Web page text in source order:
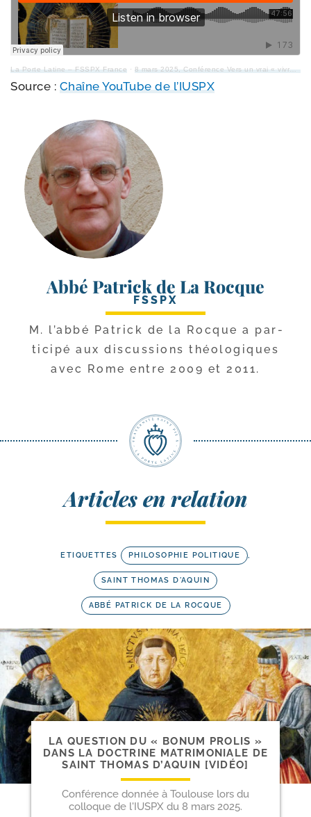
La Porte Latine – FSSPX France · 8 mars 2025, Conférence Vers un vrai « vivre ensemble », Abbé DE LA ROCQUE
Source : Chaîne YouTube de l’IUSPX
Abbé Patrick de La Rocque
FSSPX
M. l’ab­bé Patrick de la Rocque a par­
ti­ci­pé aux dis­cus­sions théo­lo­giques
avec Rome entre 2009 et 2011.
Articles en relation
ETIQUETTES PHILOSOPHIE POLITIQUE ,
SAINT THOMAS D'AQUIN
ABBÉ PATRICK DE LA ROCQUE
LA QUESTION DU « BONUM PROLIS »
DANS LA DOCTRINE MATRIMONIALE DE
SAINT THOMAS D’AQUIN [VIDÉO]
Conférence donnée à Toulouse lors du
colloque de l'IUSPX du 8 mars 2025.